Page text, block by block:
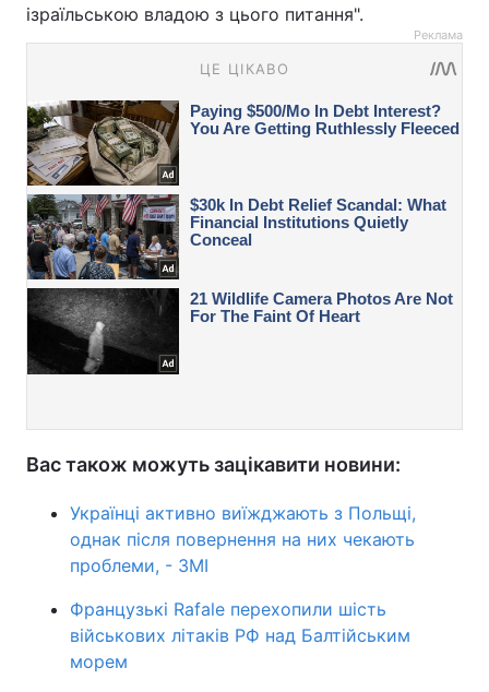
ізраїльською владою з цього питання".
Реклама
Вас також можуть зацікавити новини:
Українці активно виїжджають з Польщі,
однак після повернення на них чекають
проблеми, - ЗМІ
Французькі Rafale перехопили шість
військових літаків РФ над Балтійським
морем